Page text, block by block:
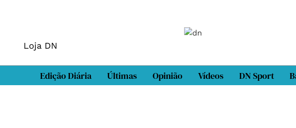
Loja DN
Edição Diária Últimas Opinião Vídeos DN Sport